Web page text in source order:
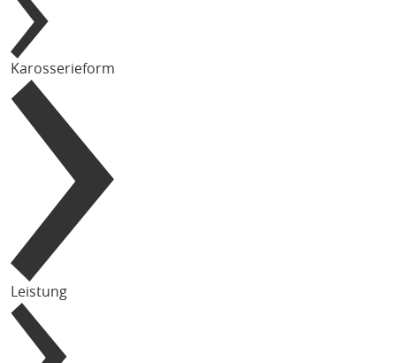
Karosserieform
Leistung